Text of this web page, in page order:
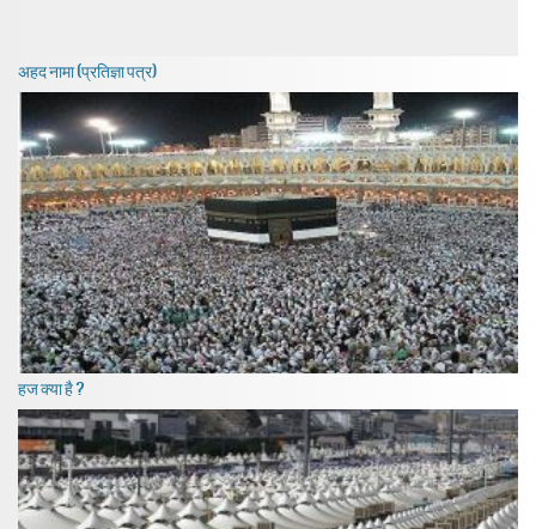
अहद नामा (प्रतिज्ञा पत्र)
हज क्या है ?